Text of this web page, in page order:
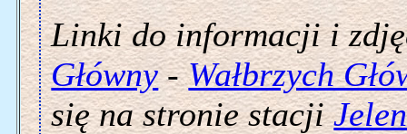
Linki do informacji i
Główny-Wałbrzych
się na stronie stacji